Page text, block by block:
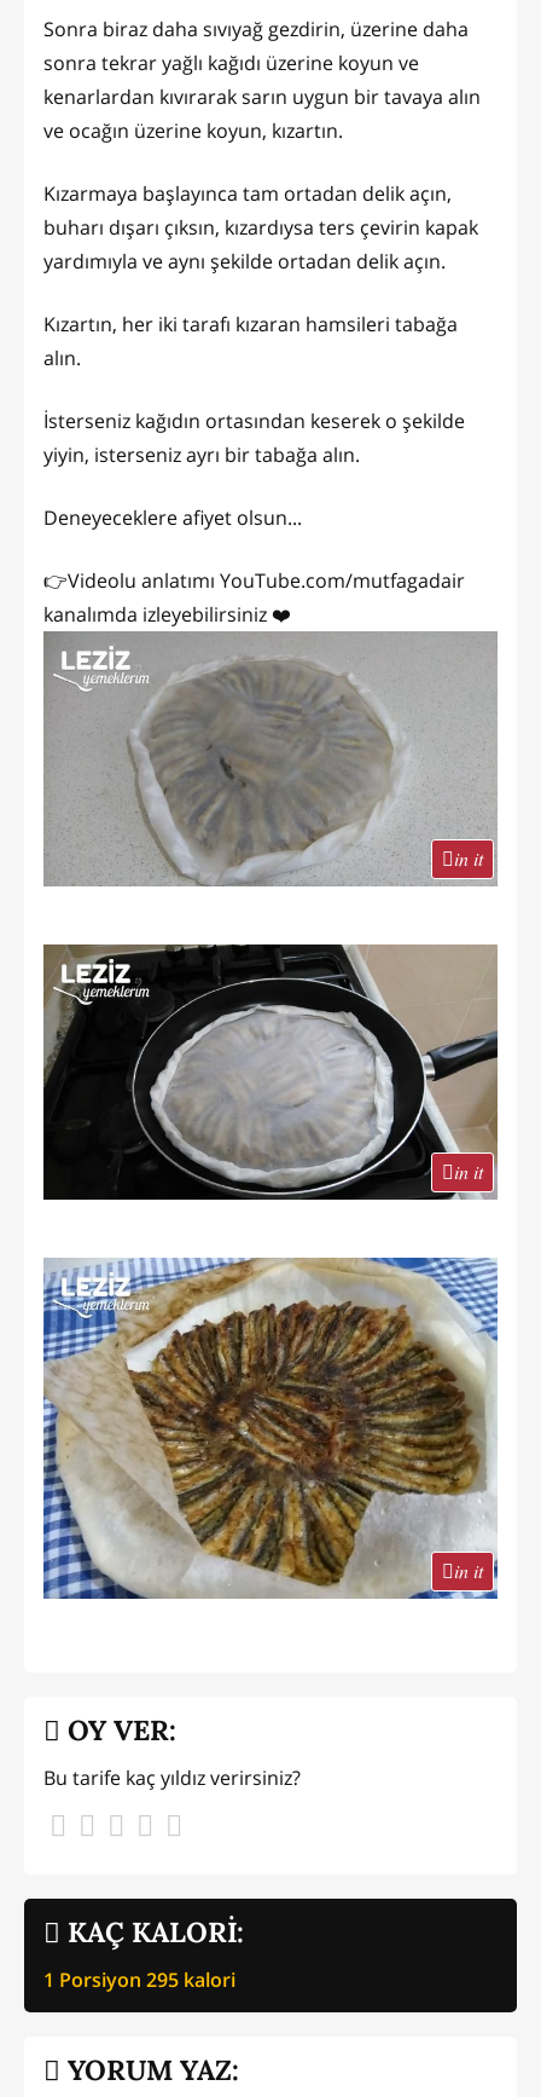
Sonra biraz daha sıvıyağ gezdirin, üzerine daha
sonra tekrar yağlı kağıdı üzerine koyun ve
kenarlardan kıvırarak sarın uygun bir tavaya alın
ve ocağın üzerine koyun, kızartın.
Kızarmaya başlayınca tam ortadan delik açın,
buharı dışarı çıksın, kızardıysa ters çevirin kapak
yardımıyla ve aynı şekilde ortadan delik açın.
Kızartın, her iki tarafı kızaran hamsileri tabağa
alın.
İsterseniz kağıdın ortasından keserek o şekilde
yiyin, isterseniz ayrı bir tabağa alın.
Deneyeceklere afiyet olsun...
👉Videolu anlatımı YouTube.com/mutfagadair
kanalımda izleyebilirsiniz ❤️
in it
in it
in it
KAÇ KALORİ:
1 Porsiyon 295 kalori
OY VER:
Bu tarife kaç yıldız verirsiniz?
YORUM YAZ: